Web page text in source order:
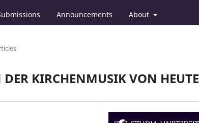
Announcements About
KIRCHENMUSIK VON HEUTE